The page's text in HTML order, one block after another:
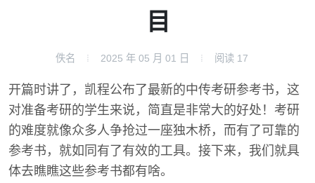
目
佚名 2025 年 05 月 01 日 阅读 17
开篇时讲了，凯程公布了最新的中传考研参考书，这
对准备考研的学生来说，简直是非常大的好处！考研
的难度就像众多人争抢过一座独木桥，而有了可靠的
参考书，就如同有了有效的工具。接下来，我们就具
体去瞧瞧这些参考书都有啥。